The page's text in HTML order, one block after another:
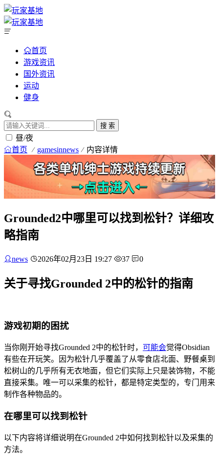
首页
游戏资讯
国外资讯
运动
健身
搜 索
昼/夜
首页 gamesinnews 内容详情
Grounded2中哪里可以找到松针？详细攻
略指南
news 2026年02月23日 19:27 37 0
关于寻找Grounded 2中的松针的指南
游戏初期的困扰
当你刚开始寻找Grounded 2中的松针时， 可能会觉得Obsidian
有些在开玩笑。因为松针几乎覆盖了从零食店北面、野餐桌到
松树山的几乎所有无衣地面，但它们实际上只是装饰物，不能
直接采集。唯一可以采集的松针，都是特定类型的，专门用来
制作各种物品的。
在哪里可以找到松针
以下内容将详细说明在Grounded 2中如何找到松针以及采集的
方法。